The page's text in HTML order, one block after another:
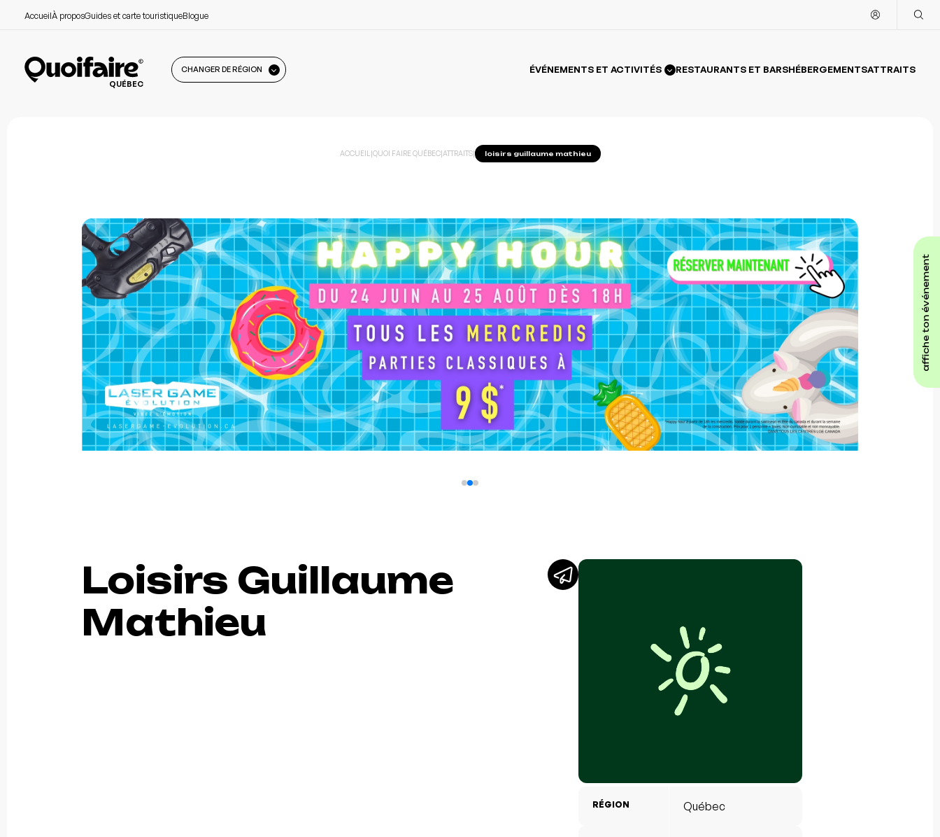
AccueilÀ proposGuides et carte touristiqueBlogue
QUÉBEC
CHANGER DE RÉGION ÉVÉNEMENTS ET ACTIVITÉS RESTAURANTS ET BARSHÉBERGEMENTSATTRAITS
affiche ton événement
ACCUEIL |QUOI FAIRE QUÉBEC|ATTRAITS| loisirs guillaume mathieu
Loisirs Guillaume
Mathieu
RÉGION Québec